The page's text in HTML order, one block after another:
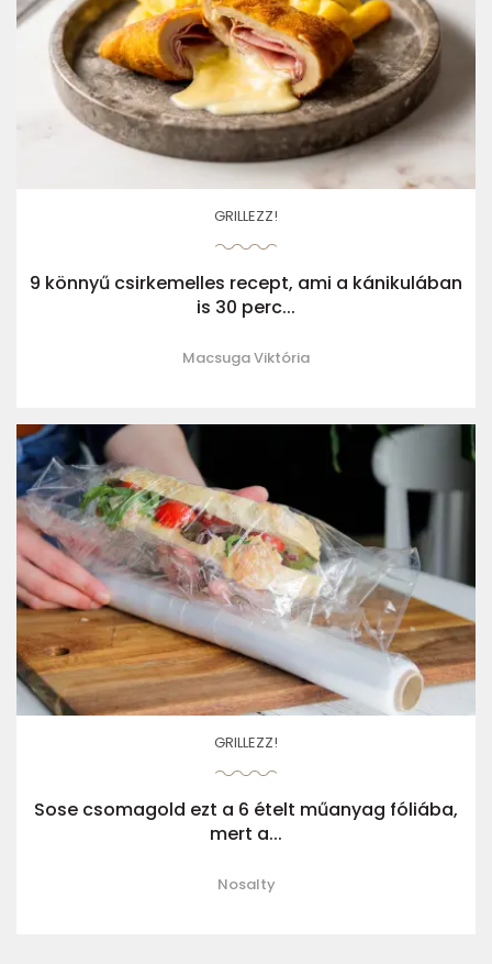
GRILLEZZ!
9 könnyű csirkemelles recept, ami a kánikulában
is 30 perc...
Macsuga Viktória
GRILLEZZ!
Sose csomagold ezt a 6 ételt műanyag fóliába,
mert a...
Nosalty